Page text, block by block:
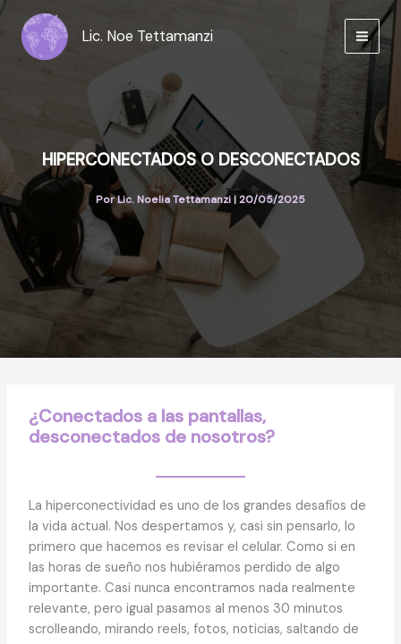
Ir
contenido
Lic. Noe Tettamanzi
HIPERCONECTADOS O DESCONECTADOS
PorLic. Noelia Tettamanzi|20/05/2025
¿Conectados a las pantallas,
desconectados de nosotros?
La hiperconectividad es uno de los grandes desafíos de
la vida actual. Nos despertamos y, casi sin pensarlo, lo
primero que hacemos es revisar el celular. Como si en
las horas de sueño nos hubiéramos perdido de algo
importante. Casi nunca encontramos nada realmente
relevante, pero igual pasamos al menos 30 minutos
scrolleando, mirando reels, fotos, noticias, saltando de